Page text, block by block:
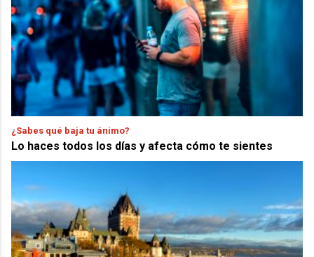
¿Sabes qué baja tu ánimo?
Lo haces todos los días y afecta cómo te sientes